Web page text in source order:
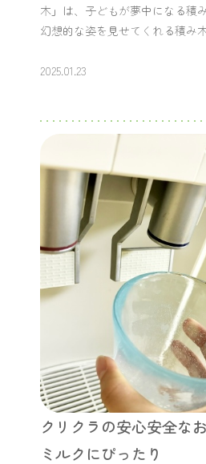
木」は、子どもが夢中になる積
幻想的な姿を見せてくれる積み
2025.01.23
クリクラの安心安全な
ミルクにぴったり